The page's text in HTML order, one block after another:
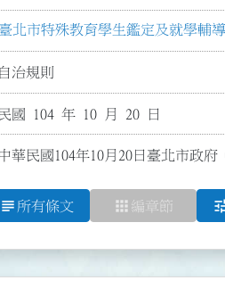
北市特殊教育學生鑑定及就學輔
自治規則
民國 104 年 10 月 20 日
中華民國104年10月20日臺北市政府
subject 所有條文 apps 編章節